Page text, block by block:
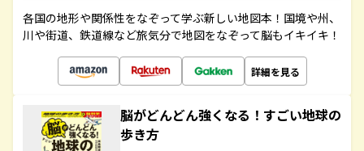
各国の地形や関係性をなぞって学ぶ新しい地図本！国境や州、
川や街道、鉄道線など旅気分で地図をなぞって脳もイキイキ！
詳細を見る
脳がどんどん強くなる！すごい地球の
歩き方